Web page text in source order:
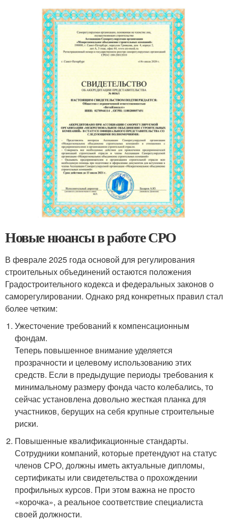
Новые нюансы в работе СРО
В феврале 2025 года основой для регулирования
строительных объединений остаются положения
Градостроительного кодекса и федеральных законов о
саморегулировании. Однако ряд конкретных правил стал
более четким:
Ужесточение требований к компенсационным
фондам.
Теперь повышенное внимание уделяется
прозрачности и целевому использованию этих
средств. Если в предыдущие периоды требования к
минимальному размеру фонда часто колебались, то
сейчас установлена довольно жесткая планка для
участников, берущих на себя крупные строительные
риски.
Повышенные квалификационные стандарты.
Сотрудники компаний, которые претендуют на статус
членов СРО, должны иметь актуальные дипломы,
сертификаты или свидетельства о прохождении
профильных курсов. При этом важна не просто
«корочка», а реальное соответствие специалиста
своей должности.